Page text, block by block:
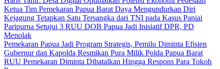
Ketua Tim Pemekaran Papua Barat Daya Mengundurkan Diri
Kejagung Tetapkan Satu Tersangka dari TNI pada Kasus Paniai
Paripurna Setujui 3 RUU DOB Papua Jadi Inisiatif DPR, PD
Menolak
Pemekaran Papua Jadi Program Strategis, Pemilu Diminta Efisien
Gubernur dan Kapolda Resmikan Pura Milik Polda Papua Barat
RUU Pemekaran Diminta Dibatalkan Hingga Respons Para Tokoh